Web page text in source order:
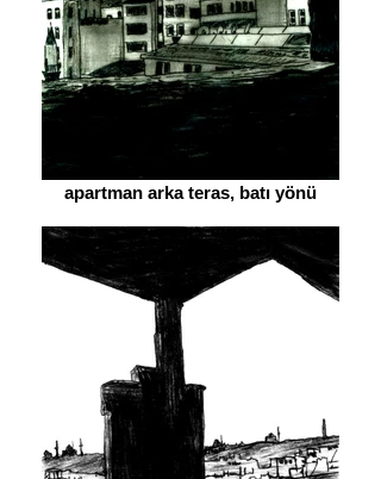
apartman arka teras, batı yönü